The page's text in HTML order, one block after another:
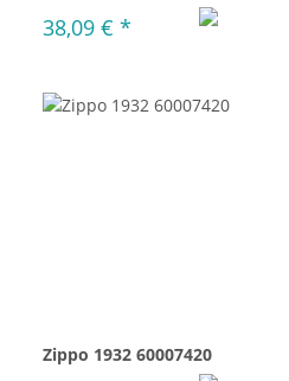
38,09 € *
Zippo 1932 60007420